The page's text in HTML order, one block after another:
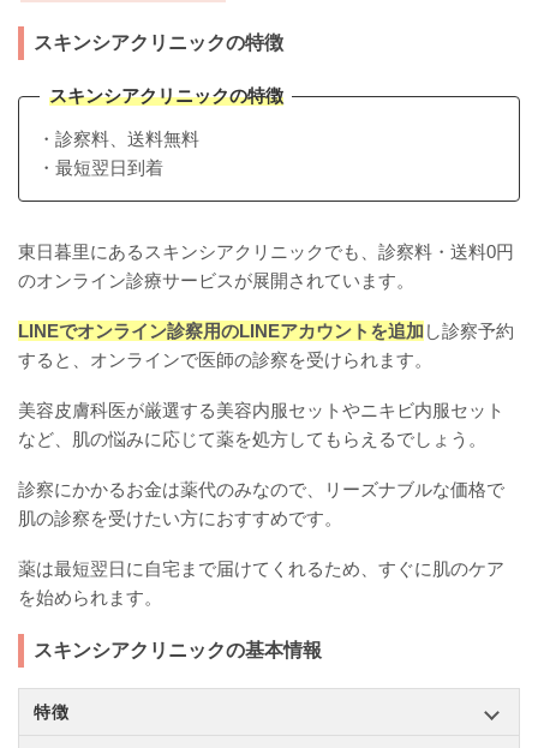
スキンシアクリニックの特徴
スキンシアクリニックの特徴
・診察料、送料無料
・最短翌日到着
東日暮里にあるスキンシアクリニックでも、診察料・送料0円
のオンライン診療サービスが展開されています。
LINEでオンライン診察用のLINEアカウントを追加 し診察予約
すると、オンラインで医師の診察を受けられます。
美容皮膚科医が厳選する美容内服セットやニキビ内服セット
など、肌の悩みに応じて薬を処方してもらえるでしょう。
診察にかかるお金は薬代のみなので、リーズナブルな価格で
肌の診察を受けたい方におすすめです。
薬は最短翌日に自宅まで届けてくれるため、すぐに肌のケア
を始められます。
スキンシアクリニックの基本情報
特徴